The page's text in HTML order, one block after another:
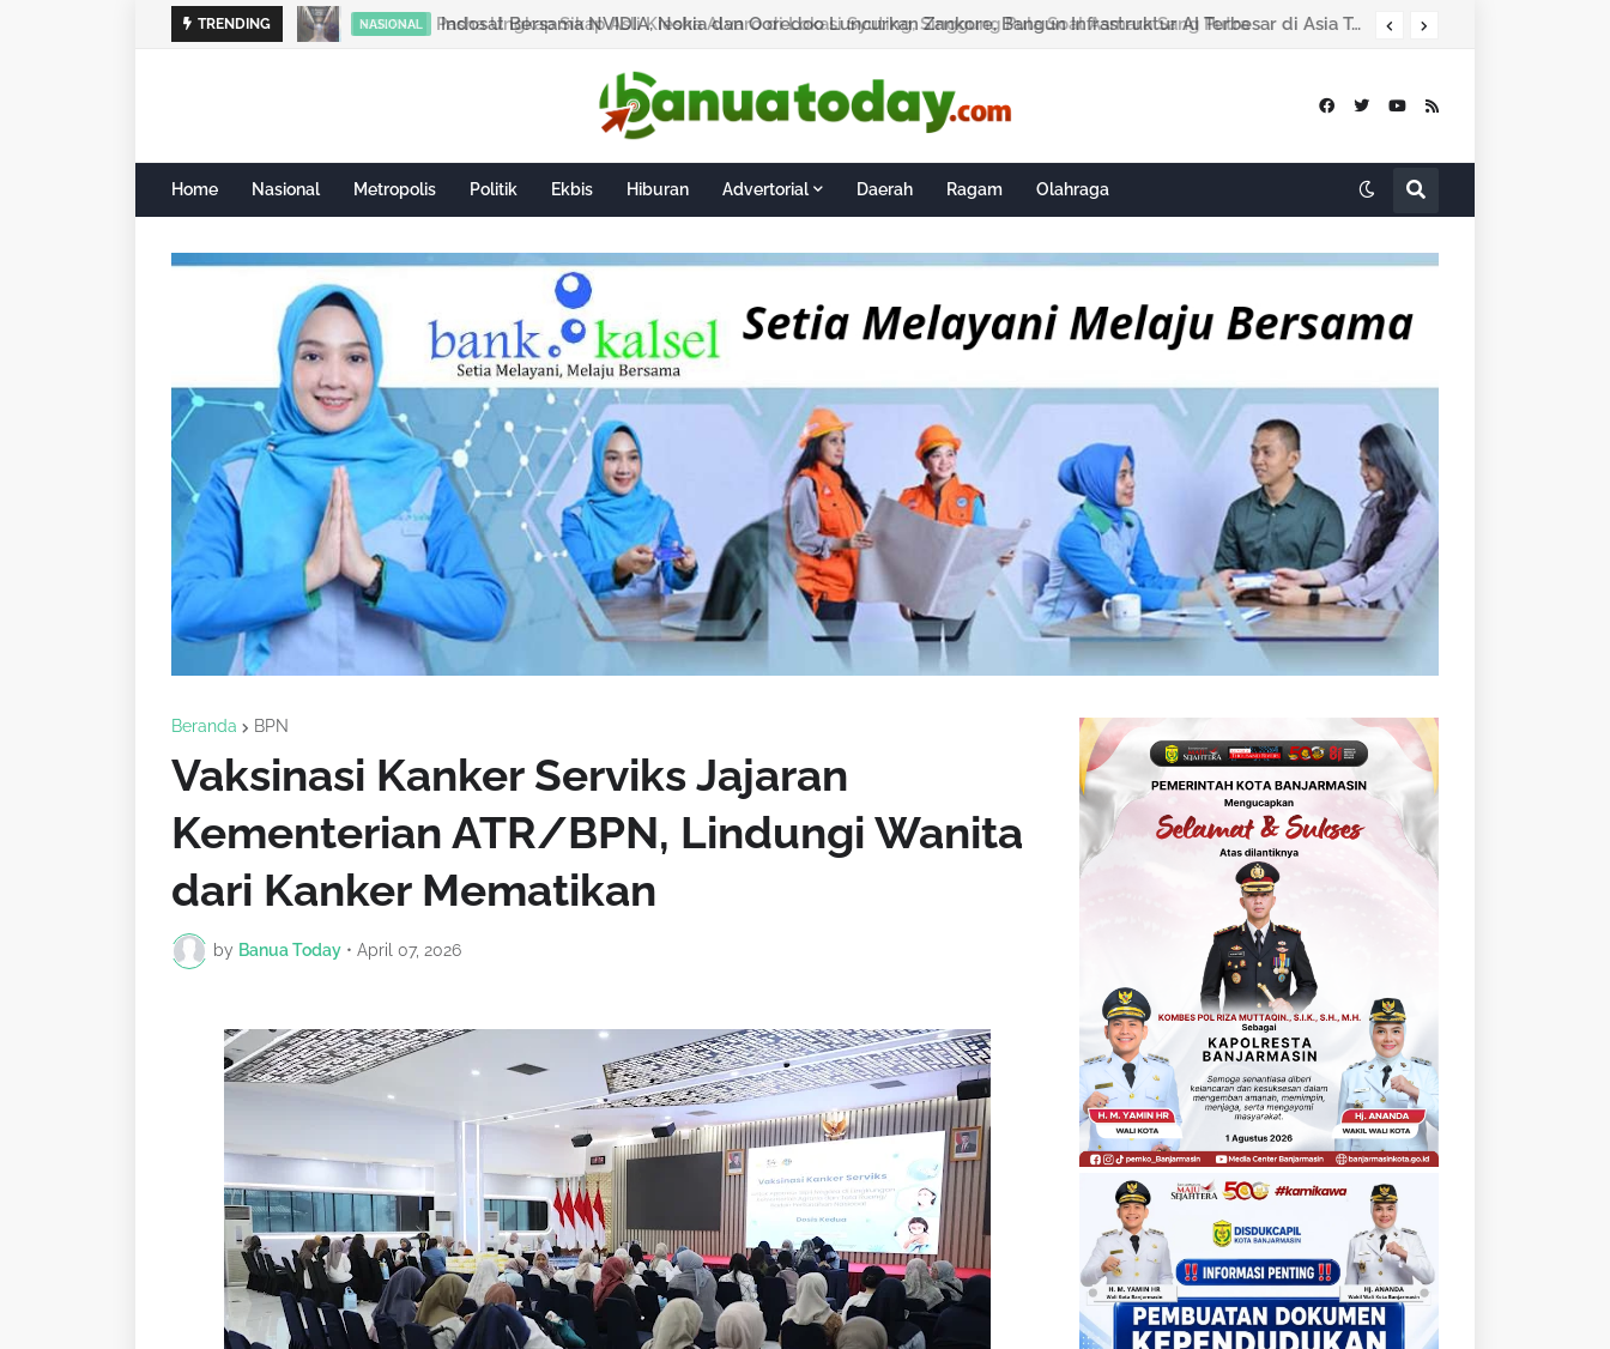
TRENDING NASIONAL Indosat Bersama NVIDIA, Nokia dan Ooredoo Luncurkan Zankore, Bangun Infrastruktur AI Terbesar di Asia Tenggara
Home Nasional Metropolis Politik Ekbis Hiburan Advertorial Daerah Ragam Olahraga
Beranda BPN
Vaksinasi Kanker Serviks Jajaran
Kementerian ATR/BPN, Lindungi Wanita
dari Kanker Mematikan
by Banua Today • April 07, 2026